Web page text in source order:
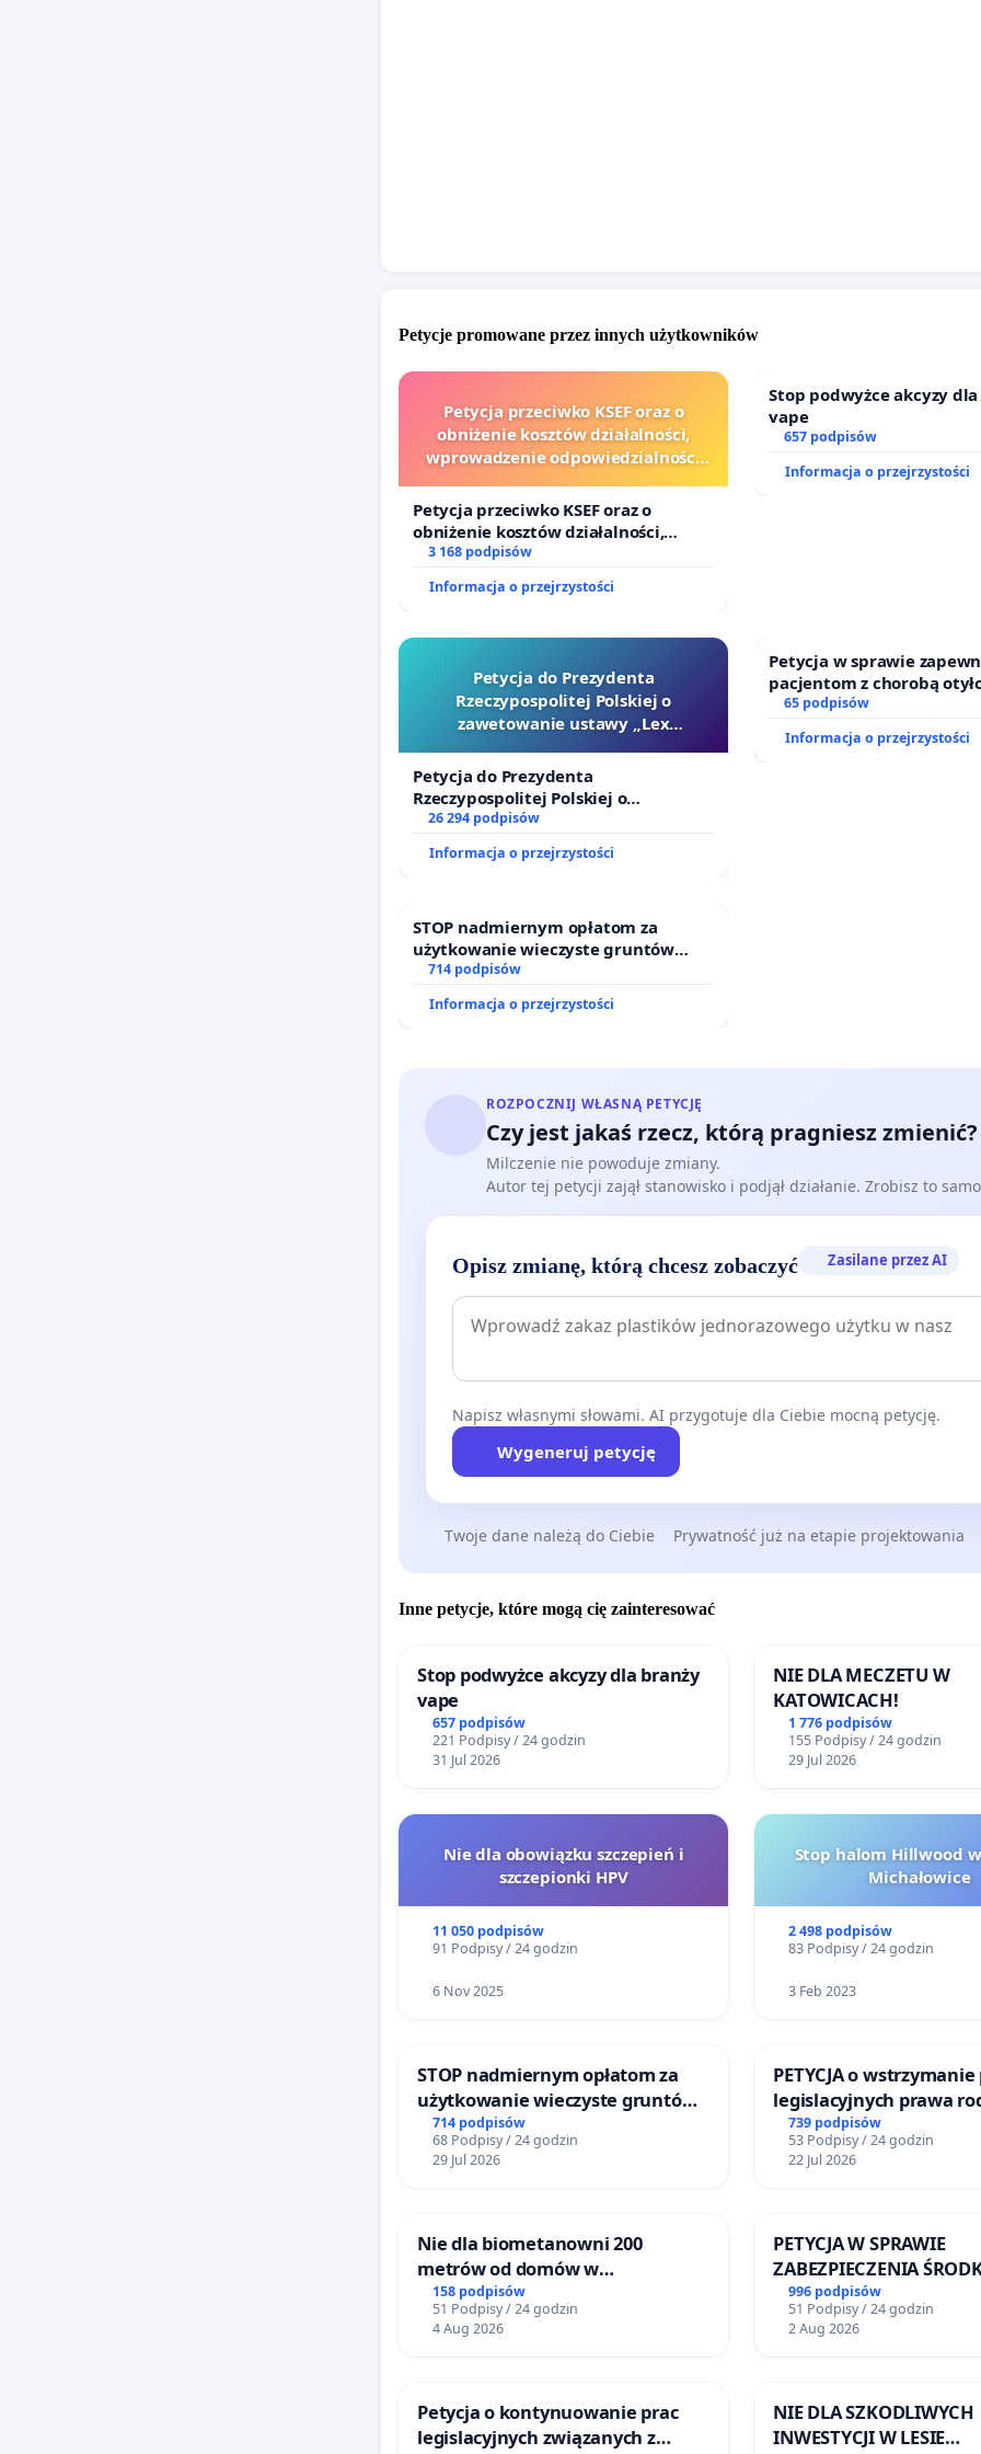
Petycje promowane przez innych użytkowników
Petycja przeciwko KSEF oraz o
obniżenie kosztów działalności,
wprowadzenie odpowiedzialności
i sędziów
Petycja przeciwko KSEF oraz o
obniżenie kosztów działalności,
wprowadzenie odpowiedzialności
sędziów
3 168 podpisów
Informacja o przejrzystości
Stop podwyżce akcyzy
vape
657 podpisów
Informacja o przejrzystości
Petycja do Prezydenta
Rzeczypospolitej Polskiej o
zawetowanie ustawy „Lex
Petycja do Prezydenta
Rzeczypospolitej Polskiej o
zawetowanie ustawy „Lex Szarlatan”
26 294 podpisów
Informacja o przejrzystości
Petycja w sprawie
pacjentom z chorobą
dostępu do
65 podpisów
Informacja o przejrzystości
STOP nadmiernym opłatom za
użytkowanie wieczyste gruntów
zajmowanych przez rodzinne ogrody
714 podpisów
Informacja o przejrzystości
ROZPOCZNIJ WŁASNĄ PETYCJĘ
Czy jest jakaś rzecz, którą pragniesz zmienić?
Milczenie nie powoduje zmiany.
Autor tej petycji zajął stanowisko i podjął działanie. Zrobisz to
Opisz zmianę, którą chcesz zobaczyć Zasilane przez AI
Napisz własnymi słowami. AI przygotuje dla Ciebie mocną petycję.
Wygeneruj petycję
Twoje dane należą do Ciebie Prywatność już na etapie projektowania
Inne petycje, które mogą cię zainteresować
Stop podwyżce akcyzy dla branży
vape
657 podpisów
221 Podpisy / 24 godzin
31 Jul 2026
NIE DLA MECZETU W
KATOWICACH!
1 776 podpisów
155 Podpisy / 24 godzin
29 Jul 2026
Nie dla obowiązku szczepień i
szczepionki HPV
11 050 podpisów
91 Podpisy / 24 godzin
6 Nov 2025
Stop halom Hillwood
Michałowice
2 498 podpisów
83 Podpisy / 24 godzin
3 Feb 2023
STOP nadmiernym opłatom za
użytkowanie wieczyste gruntów
zajmowanych przez rodzinne
ogrody działkowe.
714 podpisów
68 Podpisy / 24 godzin
29 Jul 2026
PETYCJA o
legislacyjnych prawa
narażających ofiary
739 podpisów
53 Podpisy / 24 godzin
22 Jul 2026
Nie dla biometanowni 200
metrów od domów w
Biernatkach, gm. Wądroże
Wielkie
158 podpisów
51 Podpisy / 24 godzin
4 Aug 2026
PETYCJA W SPRAWIE
ZABEZPIECZENIA
FUNKCJONOWANIE
DLA BEZDOMNYCH
SKARYSZEWIE
996 podpisów
51 Podpisy / 24 godzin
2 Aug 2026
Petycja o kontynuowanie prac
legislacyjnych związanych z
NIE DLA SZKODLIWYCH
INWESTYCJI W LESIE